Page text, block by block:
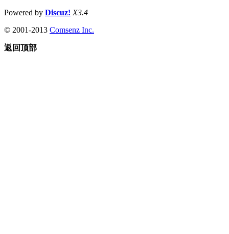
Powered by Discuz! X3.4
© 2001-2013 Comsenz Inc.
返回顶部